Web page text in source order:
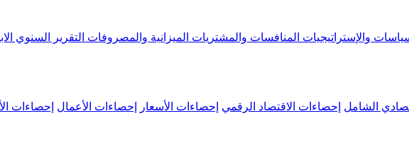
والإستراتيجيات المنافسات والمشتريات الميزانية والمصروفات التقرير السنوي
الشامل إحصاءات الاقتصاد الرقمي إحصاءات الأسعار إحصاءات الأعمال إحصاءات